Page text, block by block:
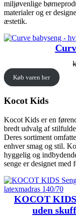
miljøvenlige
materialer og er
æstetik.
Køb varen her
Kocot Kids
Kocot Kids er en
bredt udvalg af
Deres sortiment
enhver smag og stil.
hyggelig og
senge er designet
KOCOT
uden